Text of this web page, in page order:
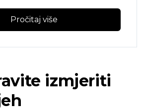
Pročitaj više
izmjeriti